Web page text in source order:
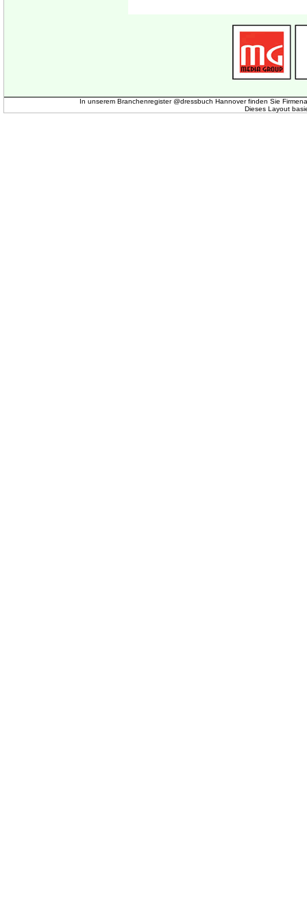
In unserem Branchenregister @dressbuch Hannover finden Sie
Dieses Layout